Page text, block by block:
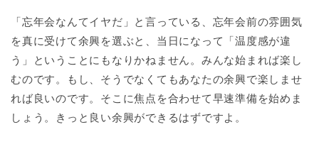
「忘年会なんてイヤだ」と言っている、忘年会前の雰囲気
を真に受けて余興を選ぶと、当日になって「温度感が違
う」ということにもなりかねません。みんな始まれば楽し
むのです。もし、そうでなくてもあなたの余興で楽しませ
れば良いのです。そこに焦点を合わせて早速準備を始めま
しょう。きっと良い余興ができるはずですよ。